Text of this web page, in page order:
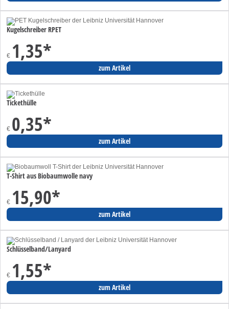
Kugelschreiber RPET
€ 1,35*
zum Artikel
Tickethülle
€ 0,35*
zum Artikel
T-Shirt aus Biobaumwolle navy
€ 15,90*
zum Artikel
Schlüsselband/Lanyard
€ 1,55*
zum Artikel